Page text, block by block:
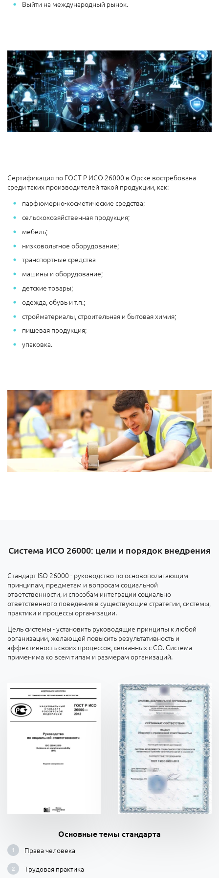
Выйти на международный рынок.
Сертификация по ГОСТ Р ИСО 26000 в Орске востребована
среди таких производителей такой продукции, как:
парфюмерно-косметические средства;
сельскохозяйственная продукция;
мебель;
низковольтное оборудование;
транспортные средства
машины и оборудование;
детские товары;
одежда, обувь и т.п.;
стройматериалы, строительная и бытовая химия;
пищевая продукция;
упаковка.
Система ИСО 26000: цели и порядок внедрения
Стандарт ISO 26000 - руководство по основополагающим
принципам, предметам и вопросам социальной
ответственности, и способам интеграции социально
ответственного поведения в существующие стратегии, системы,
практики и процессы организации.
Цель системы - установить руководящие принципы к любой
организации, желающей повысить результативность и
эффективность своих процессов, связанных с СО. Система
применима ко всем типам и размерам организаций.
Основные темы стандарта
Права человека
Трудовая практика